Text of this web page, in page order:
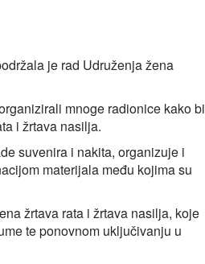
je rad Udruženja žena
mnoge radionice kako bi
i žrtava nasilja.
suvenira i nakita, organizuje i
materijala među kojima su
žrtava rata i žrtava nasilja, koje
te ponovnom uključivanju u